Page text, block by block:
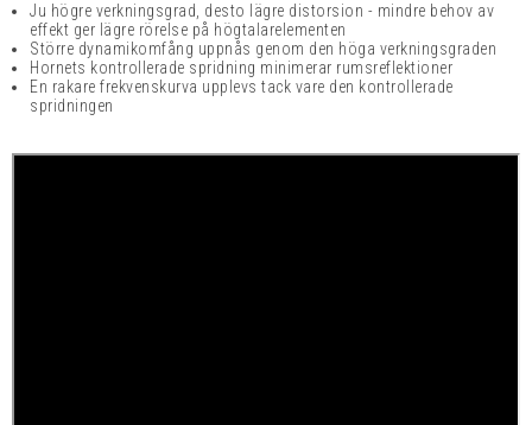
Ju högre verkningsgrad, desto lägre distorsion - mindre behov av
effekt ger lägre rörelse på högtalarelementen
Större dynamikomfång uppnås genom den höga verkningsgraden
Hornets kontrollerade spridning minimerar rumsreflektioner
En rakare frekvenskurva upplevs tack vare den kontrollerade
spridningen